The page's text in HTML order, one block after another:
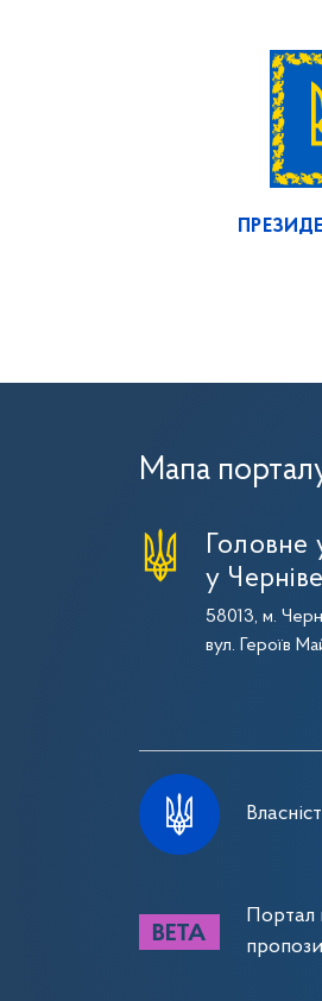
Мапа
Головне
у
58013, м.
вул. Героїв
Портал